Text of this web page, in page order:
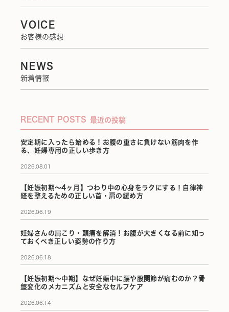
VOICE
お客様の感想
NEWS
新着情報
RECENT POSTS 最近の投稿
安定期に入ったら始める！お腹の重さに負けない筋肉を作
る、妊婦専用の正しい歩き方
2026.08.01
【妊娠初期〜4ヶ月】つわり中の心身をラクにする！自律神
経を整えるための正しい首・肩の緩め方
2026.06.19
妊婦さんの肩こり・頭痛を解消！お腹が大きくなる前に知っ
ておくべき正しい姿勢の作り方
2026.06.18
【妊娠初期〜中期】なぜ妊娠中に腰や股関節が痛むのか？骨
盤変化のメカニズムと安全なセルフケア
2026.06.14